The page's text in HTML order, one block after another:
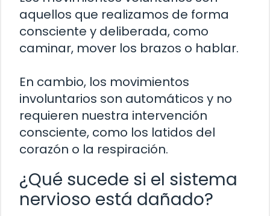
aquellos que realizamos de forma
consciente y deliberada, como
caminar, mover los brazos o hablar.
En cambio, los movimientos
involuntarios son automáticos y no
requieren nuestra intervención
consciente, como los latidos del
corazón o la respiración.
¿Qué sucede si el sistema
nervioso está dañado?